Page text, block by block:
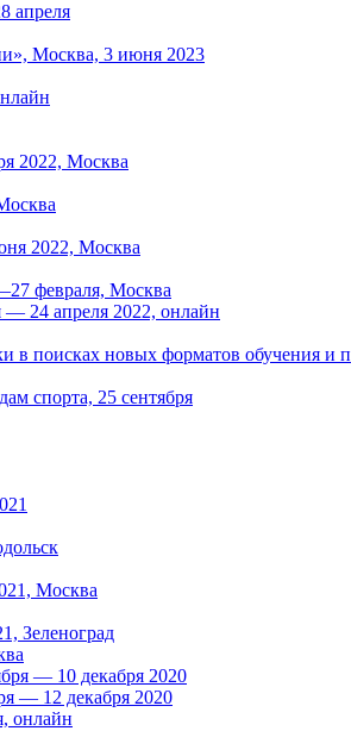
апреля
Москва, 3 июня 2023
2022, Москва
2022, Москва
февраля, Москва
— 24 апреля 2022, онлайн
поисках новых форматов обучения и
спорта, 25 сентября
Москва
Зеленоград
— 10 декабря 2020
— 12 декабря 2020
онлайн